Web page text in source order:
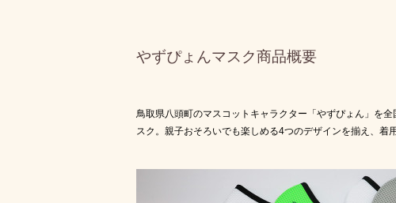
やずぴょんマスク商品概要
鳥取県八頭町のマスコットキャラクター「やずぴょん」を
スク。親子おそろいでも楽しめる4つのデザインを揃え、着